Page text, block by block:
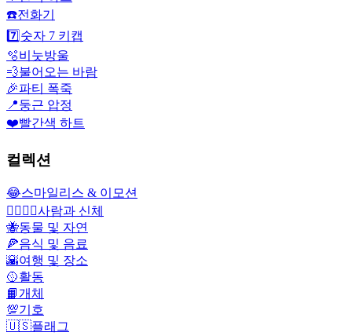
☎️전화기
7️⃣ 숫자 7 키캡
🫧비눗방울
💨불어오는 바람
🎉파티 폭죽
📍둥근 압정
❤️빨간색 하트
컬렉션
😂스마일리스 & 이모션
👩‍❤️‍💋‍👨사람과 신체
🐝동물 및 자연
🍕음식 및 음료
🌇여행 및 장소
🥎활동
📙개체
💯기호
🇺🇸플래그